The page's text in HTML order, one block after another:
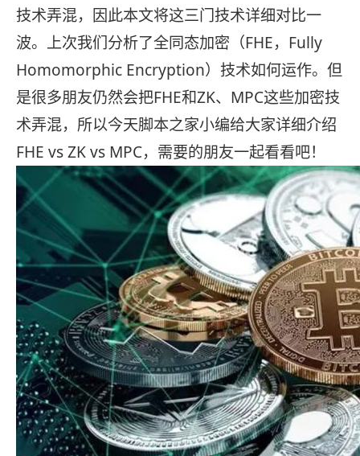
技术弄混，因此本文将这三门技术详细对比一
波。上次我们分析了全同态加密（FHE，Fully
Homomorphic Encryption）技术如何运作。但
是很多朋友仍然会把FHE和ZK、MPC这些加密技
术弄混，所以今天脚本之家小编给大家详细介绍
FHE vs ZK vs MPC，需要的朋友一起看看吧！